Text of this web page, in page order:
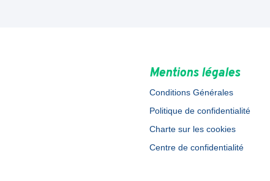
Mentions légales
Conditions Générales
Politique de confidentialité
Charte sur les cookies
Centre de confidentialité